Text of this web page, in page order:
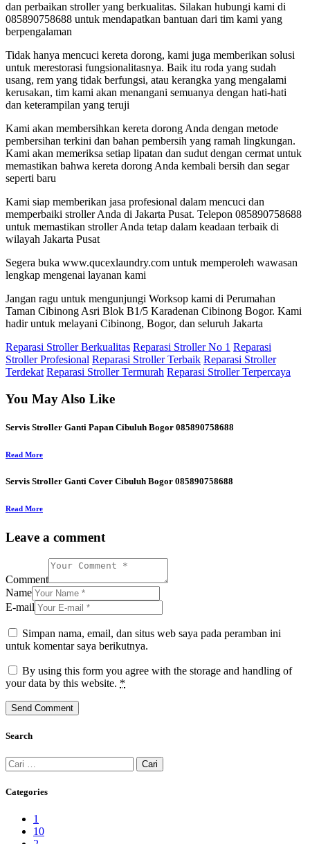
dan perbaikan stroller yang berkualitas. Silakan hubungi kami di
085890758688 untuk mendapatkan bantuan dari tim kami yang
berpengalaman
Tidak hanya mencuci kereta dorong, kami juga memberikan solusi
untuk merestorasi fungsionalitasnya. Baik itu roda yang sudah
usang, rem yang tidak berfungsi, atau kerangka yang mengalami
kerusakan, tim kami akan menangani semuanya dengan hati-hati
dan keterampilan yang teruji
Kami akan membersihkan kereta dorong Anda dengan metode
pembersihan terkini dan bahan pembersih yang ramah lingkungan.
Kami akan memeriksa setiap lipatan dan sudut dengan cermat untuk
memastikan bahwa kereta dorong Anda kembali bersih dan segar
seperti baru
Kami siap memberikan jasa profesional dalam mencuci dan
memperbaiki stroller Anda di Jakarta Pusat. Telepon 085890758688
untuk memastikan stroller Anda tetap dalam keadaan terbaik di
wilayah Jakarta Pusat
Segera buka www.qucexlaundry.com untuk memperoleh wawasan
lengkap mengenai layanan kami
Jangan ragu untuk mengunjungi Worksop kami di Perumahan
Taman Cibinong Asri Blok B1/5 Karadenan Cibinong Bogor. Kami
hadir untuk melayani Cibinong, Bogor, dan seluruh Jakarta
Reparasi Stroller Berkualitas Reparasi Stroller No 1 Reparasi
Stroller Profesional Reparasi Stroller Terbaik Reparasi Stroller
Terdekat Reparasi Stroller Termurah Reparasi Stroller Terpercaya
You May Also Like
Servis Stroller Ganti Papan Cibuluh Bogor 085890758688
Read More
Servis Stroller Ganti Cover Cibuluh Bogor 085890758688
Read More
Leave a comment
Comment
Name
E-mail
Simpan nama, email, dan situs web saya pada peramban ini
untuk komentar saya berikutnya.
By using this form you agree with the storage and handling of
your data by this website. *
Search
Cari
untuk:
Categories
1
10